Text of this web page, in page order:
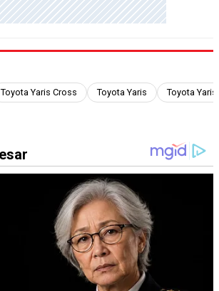
Toyota Yaris Cross Toyota Yaris Toyota